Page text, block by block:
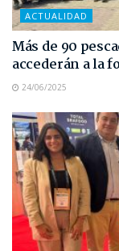
ACTUALIDAD
Más de 90
accederán a la
24/06/2025